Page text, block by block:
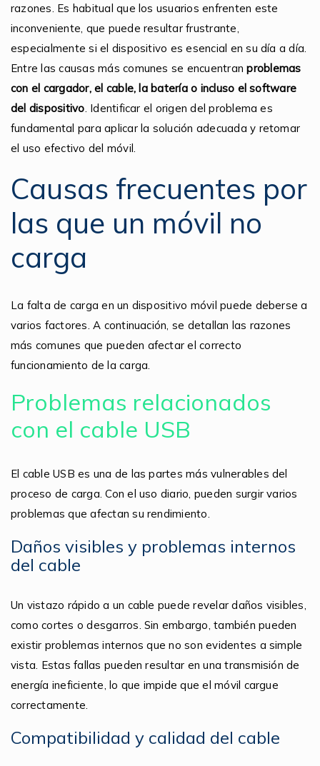
razones. Es habitual que los usuarios enfrenten este
inconveniente, que puede resultar frustrante,
especialmente si el dispositivo es esencial en su día a día.
Entre las causas más comunes se encuentranproblemas
con el cargador, el cable, la batería o incluso el software
del dispositivo. Identificar el origen del problema es
fundamental para aplicar la solución adecuada y retomar
el uso efectivo del móvil.
Causas frecuentes por
las que un móvil no
carga
La falta de carga en un dispositivo móvil puede deberse a
varios factores. A continuación, se detallan las razones
más comunes que pueden afectar el correcto
funcionamiento de la carga.
Problemas relacionados
con el cable USB
El cable USB es una de las partes más vulnerables del
proceso de carga. Con el uso diario, pueden surgir varios
problemas que afectan su rendimiento.
Daños visibles y problemas internos
del cable
Un vistazo rápido a un cable puede revelar daños visibles,
como cortes o desgarros. Sin embargo, también pueden
existir problemas internos que no son evidentes a simple
vista. Estas fallas pueden resultar en una transmisión de
energía ineficiente, lo que impide que el móvil cargue
correctamente.
Compatibilidad y calidad del cable